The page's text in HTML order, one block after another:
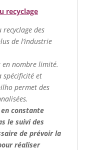
recyclage
des
de l’industrie
en nombre limité.
et
permet des
constante
le suivi des
de prévoir la
réaliser